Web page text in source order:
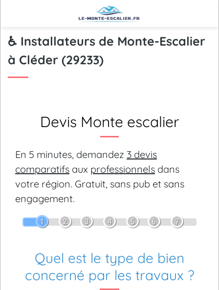
♿ Installateurs de Monte-Escalier
à Cléder (29233)
Devis Monte escalier
En 5 minutes, demandez 3 devis
comparatifs aux professionnels dans
votre région. Gratuit, sans pub et sans
engagement.
1 2 3 4 5 6 7
Quel est le type de bien
concerné par les travaux ?